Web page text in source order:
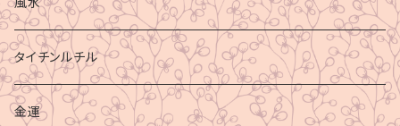
タイチンルチル
金運